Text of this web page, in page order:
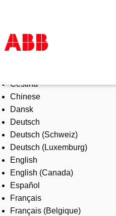
Products & Solutions
Industries
Services
About us
Where to buy
Contact us
Careers
Čeština
Chinese
Dansk
Deutsch
Deutsch (Schweiz)
Deutsch (Luxemburg)
English
English (Canada)
Español
Français
Français (Belgique)